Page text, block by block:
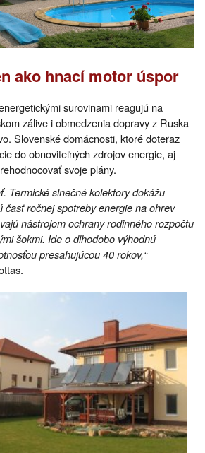
ako hnací motor úspor
surovinami reagujú na
zálive i obmedzenia dopravy z Ruska
Slovenské domácnosti, ktoré doteraz
do obnoviteľných zdrojov energie, aj
svoje plány.
Termické slnečné kolektory dokážu
časť ročnej spotreby energie na ohrev
nástrojom ochrany rodinného rozpočtu
šokmi. Ide o dlhodobo výhodnú
presahujúcou 40 rokov,“